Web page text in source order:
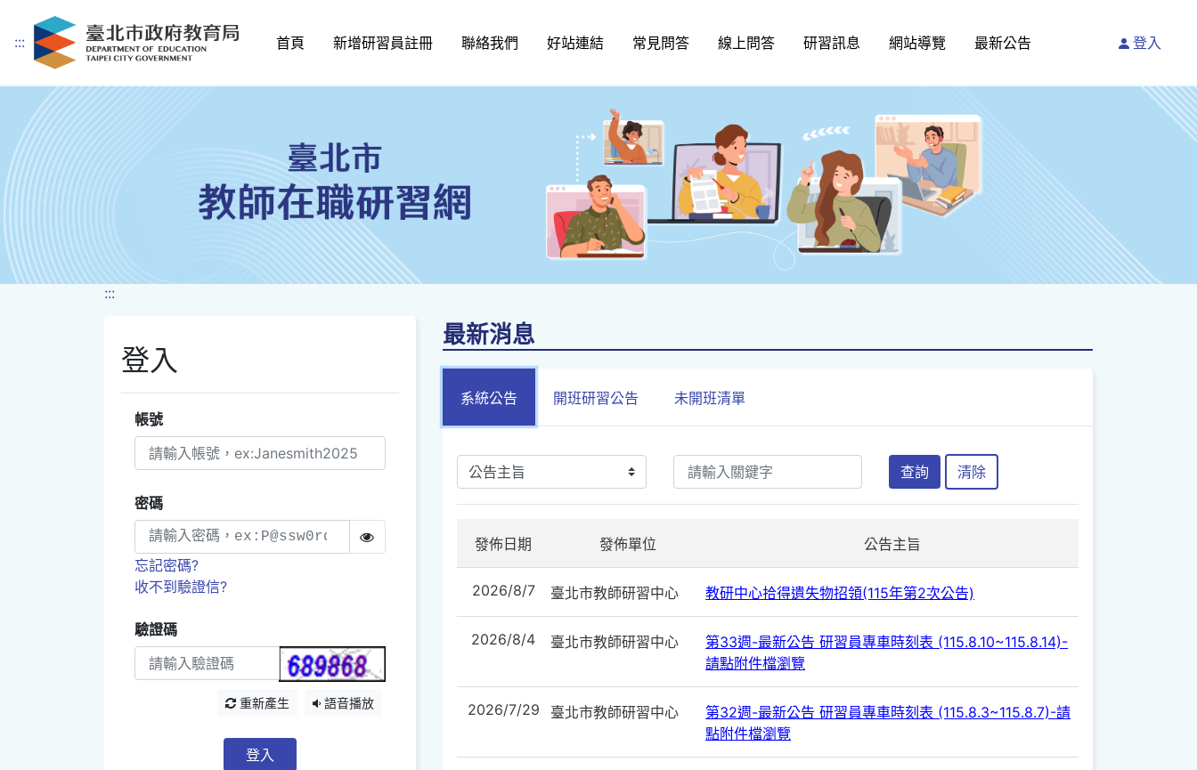
跳到主要內容
::: 首頁 新增研習員註冊 聯絡我們 好站連結 常見問答 線上問答 研習訊息 網站導覽 最新公告 登入
:::
登入
帳號
密碼
忘記密碼?
收不到驗證信?
驗證碼
重新產生 語音播放
登入
最新消息
系統公告 開班研習公告 未開班清單
查詢 清除
發佈日期 發佈單位 公告主旨
2026/8/7 臺北市教師研習中心 教研中心拾得遺失物招領(115年第2次公告)
2026/8/4 臺北市教師研習中心
第33週-最新公告 研習員專車時刻表 (115.8.10~115.8.14)-
請點附件檔瀏覽
2026/7/29 臺北市教師研習中心
第32週-最新公告 研習員專車時刻表 (115.8.3~115.8.7)-請
點附件檔瀏覽